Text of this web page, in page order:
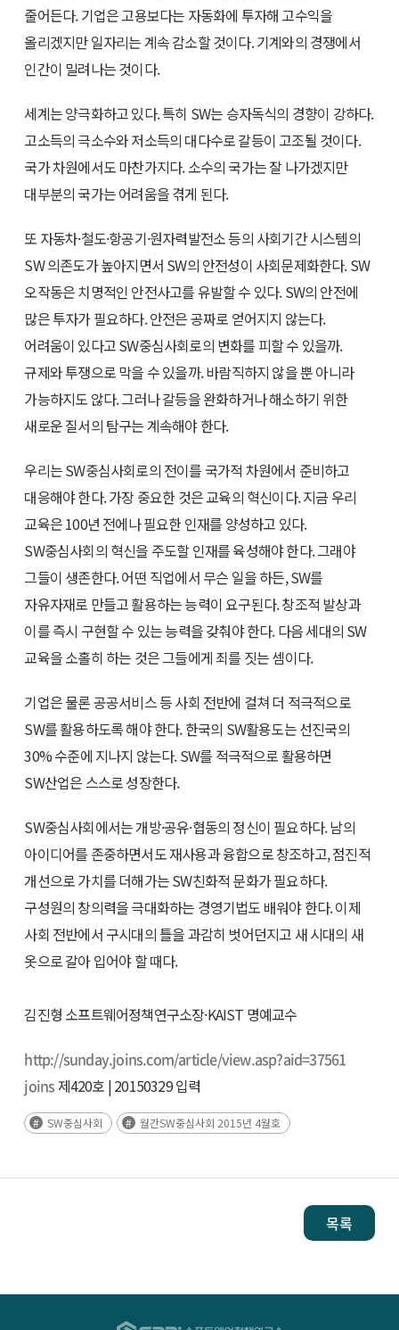
줄어든다. 기업은 고용보다는 자동화에 투자해 고수익을
올리겠지만 일자리는 계속 감소할 것이다. 기계와의 경쟁에서
인간이 밀려나는 것이다.
세계는 양극화하고 있다. 특히 SW는 승자독식의 경향이 강하다.
고소득의 극소수와 저소득의 대다수로 갈등이 고조될 것이다.
국가 차원에서도 마찬가지다. 소수의 국가는 잘 나가겠지만
대부분의 국가는 어려움을 겪게 된다.
또 자동차·철도·항공기·원자력발전소 등의 사회기간 시스템의
SW 의존도가 높아지면서 SW의 안전성이 사회문제화한다. SW
오작동은 치명적인 안전사고를 유발할 수 있다. SW의 안전에
많은 투자가 필요하다. 안전은 공짜로 얻어지지 않는다.
어려움이 있다고 SW중심사회로의 변화를 피할 수 있을까.
규제와 투쟁으로 막을 수 있을까. 바람직하지 않을 뿐 아니라
가능하지도 않다. 그러나 갈등을 완화하거나 해소하기 위한
새로운 질서의 탐구는 계속해야 한다.
우리는 SW중심사회로의 전이를 국가적 차원에서 준비하고
대응해야 한다. 가장 중요한 것은 교육의 혁신이다. 지금 우리
교육은 100년 전에나 필요한 인재를 양성하고 있다.
SW중심사회의 혁신을 주도할 인재를 육성해야 한다. 그래야
그들이 생존한다. 어떤 직업에서 무슨 일을 하든, SW를
자유자재로 만들고 활용하는 능력이 요구된다. 창조적 발상과
이를 즉시 구현할 수 있는 능력을 갖춰야 한다. 다음 세대의 SW
교육을 소홀히 하는 것은 그들에게 죄를 짓는 셈이다.
기업은 물론 공공서비스 등 사회 전반에 걸쳐 더 적극적으로
SW를 활용하도록 해야 한다. 한국의 SW활용도는 선진국의
30% 수준에 지나지 않는다. SW를 적극적으로 활용하면
SW산업은 스스로 성장한다.
SW중심사회에서는 개방·공유·협동의 정신이 필요하다. 남의
아이디어를 존중하면서도 재사용과 융합으로 창조하고, 점진적
개선으로 가치를 더해가는 SW친화적 문화가 필요하다.
구성원의 창의력을 극대화하는 경영기법도 배워야 한다. 이제
사회 전반에서 구시대의 틀을 과감히 벗어던지고 새 시대의 새
옷으로 갈아 입어야 할 때다.
김진형 소프트웨어정책연구소장·KAIST 명예교수
http://sunday.joins.com/article/view.asp?aid=37561
joins제420호 | 20150329 입력
SW중심사회 월간SW중심사회 2015년 4월호
목록